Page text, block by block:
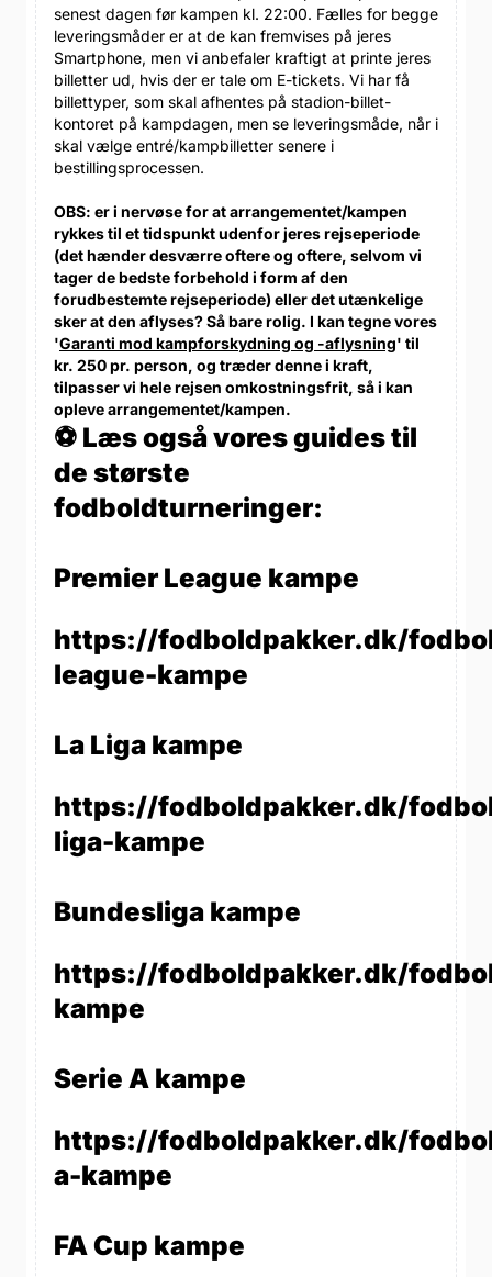
senest dagen før kampen kl. 22:00. Fælles for begge
leveringsmåder er at de kan fremvises på jeres
Smartphone, men vi anbefaler kraftigt at printe jeres
billetter ud, hvis der er tale om E-tickets. Vi har få
billettyper, som skal afhentes på stadion-billet-
kontoret på kampdagen, men se leveringsmåde, når i
skal vælge entré/kampbilletter senere i
bestillingsprocessen.
OBS: er i nervøse for at arrangementet/kampen
rykkes til et tidspunkt udenfor jeres rejseperiode
(det hænder desværre oftere og oftere, selvom vi
tager de bedste forbehold i form af den
forudbestemte rejseperiode) eller det utænkelige
sker at den aflyses? Så bare rolig. I kan tegne vores
'Garanti mod kampforskydning og -aflysning' til
kr. 250 pr. person, og træder denne i kraft,
tilpasser vi hele rejsen omkostningsfrit, så i kan
opleve arrangementet/kampen.
⚽ Læs også vores guides til
de største
fodboldturneringer:
Premier League kampe
https://fodboldpakker.dk/
league-kampe
La Liga kampe
https://fodboldpakker.dk/
liga-kampe
Bundesliga kampe
https://fodboldpakker.dk/
kampe
Serie A kampe
https://fodboldpakker.dk/
a-kampe
FA Cup kampe